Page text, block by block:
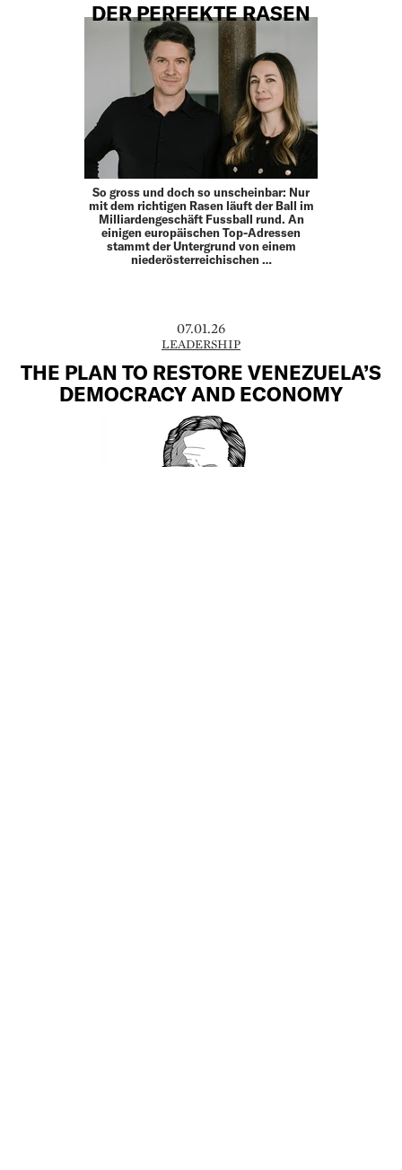
DER PERFEKTE RASEN
So gross und doch so unscheinbar: Nur
mit dem richtigen Rasen läuft der Ball im
Milliardengeschäft Fussball rund. An
einigen europäischen Top-Adressen
stammt der Untergrund von einem
niederösterreichischen …
07.01.26
LEADERSHIP
THE PLAN TO RESTORE VENEZUELA’S
DEMOCRACY AND ECONOMY